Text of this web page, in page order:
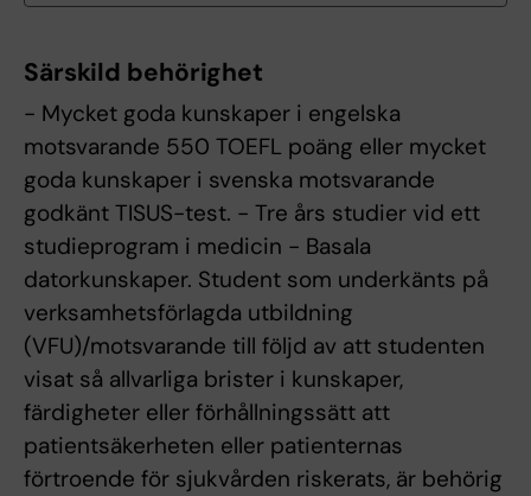
Särskild behörighet
- Mycket goda kunskaper i engelska
motsvarande 550 TOEFL poäng eller mycket
goda kunskaper i svenska motsvarande
godkänt TISUS-test. - Tre års studier vid ett
studieprogram i medicin - Basala
datorkunskaper. Student som underkänts på
verksamhetsförlagda utbildning
(VFU)/motsvarande till följd av att studenten
visat så allvarliga brister i kunskaper,
färdigheter eller förhållningssätt att
patientsäkerheten eller patienternas
förtroende för sjukvården riskerats, är behörig